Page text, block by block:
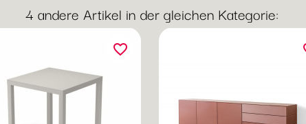
4 andere Artikel in der gleichen Kategorie:
favorite_border